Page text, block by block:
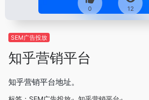
0 12
SEM广告投放
知乎营销平台
知乎营销平台地址。